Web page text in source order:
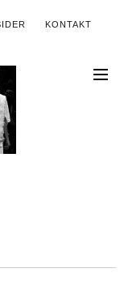
KONTAKT